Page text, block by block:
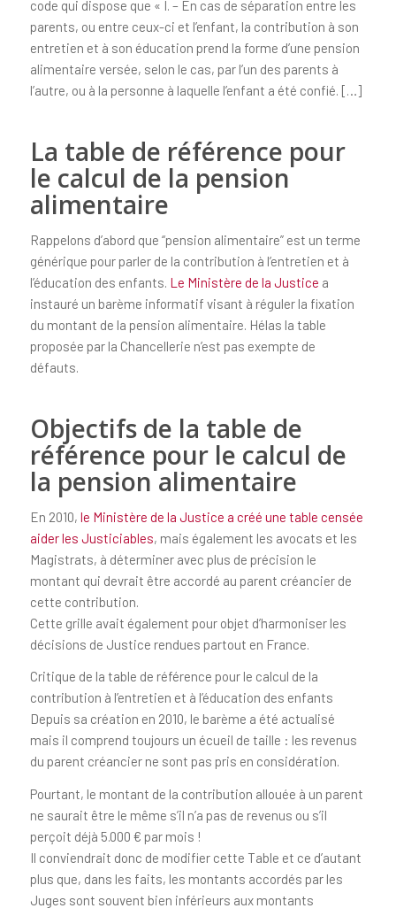
code qui dispose que « I. – En cas de séparation entre les
parents, ou entre ceux-ci et l’enfant, la contribution à son
entretien et à son éducation prend la forme d’une pension
alimentaire versée, selon le cas, par l’un des parents à
l’autre, ou à la personne à laquelle l’enfant a été confié. […]
La table de référence pour
le calcul de la pension
alimentaire
Rappelons d’abord que “pension alimentaire” est un terme
générique pour parler de la contribution à l’entretien et à
l’éducation des enfants. Le Ministère de la Justice a
instauré un barème informatif visant à réguler la fixation
du montant de la pension alimentaire. Hélas la table
proposée par la Chancellerie n’est pas exempte de
défauts.
Objectifs de la table de
référence pour le calcul de
la pension alimentaire
En 2010, le Ministère de la Justice a créé une table censée
aider les Justiciables, mais également les avocats et les
Magistrats, à déterminer avec plus de précision le
montant qui devrait être accordé au parent créancier de
cette contribution.
Cette grille avait également pour objet d’harmoniser les
décisions de Justice rendues partout en France.
Critique de la table de référence pour le calcul de la
contribution à l’entretien et à l’éducation des enfants
Depuis sa création en 2010, le barème a été actualisé
mais il comprend toujours un écueil de taille : les revenus
du parent créancier ne sont pas pris en considération.
Pourtant, le montant de la contribution allouée à un parent
ne saurait être le même s’il n’a pas de revenus ou s’il
perçoit déjà 5.000 € par mois !
Il conviendrait donc de modifier cette Table et ce d’autant
plus que, dans les faits, les montants accordés par les
Juges sont souvent bien inférieurs aux montants